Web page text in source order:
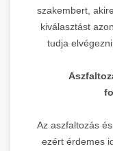
szakembert,
kiválasztást
tudja
Az aszfaltozás
ezért érdemes